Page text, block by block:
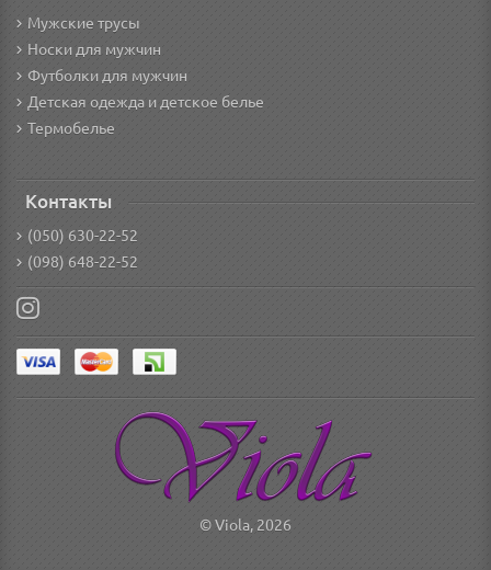
Мужские трусы
Носки для мужчин
Футболки для мужчин
Детская одежда и детское белье
Термобелье
Контакты
(050) 630-22-52
(098) 648-22-52
© Viola, 2026